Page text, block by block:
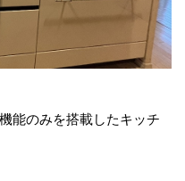
能のみを搭載したキッチ